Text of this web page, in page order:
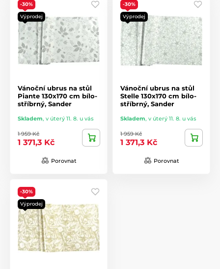
-30%
Výprodej
Vánoční ubrus na stůl
Piante 130x170 cm bílo-
stříbrný, Sander
Skladem, v úterý 11. 8. u vás
1 959 Kč
1 371,3 Kč
Porovnat
-30%
Výprodej
Vánoční ubrus na stůl
Stelle 130x170 cm bílo-
stříbrný, Sander
Skladem, v úterý 11. 8. u vás
1 959 Kč
1 371,3 Kč
Porovnat
-30%
Výprodej